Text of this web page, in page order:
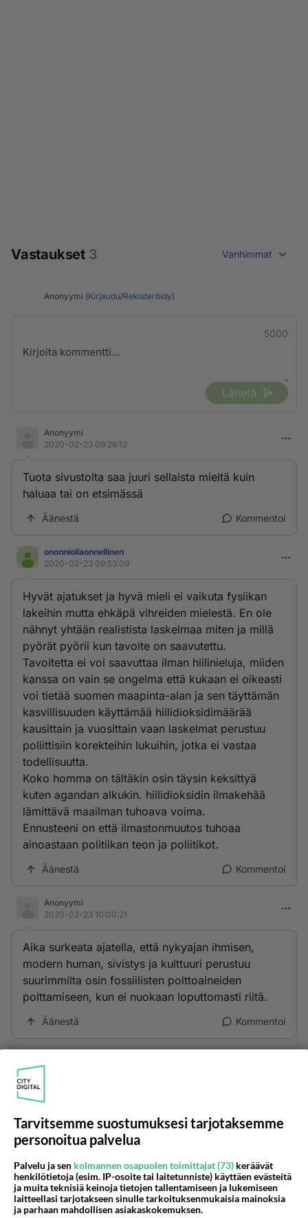
Vastaukset 3 Vanhimmat
Anonyymi (Kirjaudu/Rekisteröidy)
5000
Lähetä
Anonyymi
2020-02-23 09:26:12
Tuota sivustolta saa juuri sellaista mieltä kuin
haluaa tai on etsimässä
Äänestä Kommentoi
ononniollaonnellinen
2020-02-23 09:53:09
Hyvät ajatukset ja hyvä mieli ei vaikuta fysiikan
lakeihin mutta ehkäpä vihreiden mielestä. En ole
nähnyt yhtään realistista laskelmaa miten ja millä
pyörät pyörii kun tavoite on saavutettu.
Tavoitetta ei voi saavuttaa ilman hiilinieluja, miiden
kanssa on vain se ongelma että kukaan ei oikeasti
voi tietää suomen maapinta-alan ja sen täyttämän
kasvillisuuden käyttämää hiilidioksidimäärää
kausittain ja vuosittain vaan laskelmat perustuu
poliittisiin korekteihin lukuihin, jotka ei vastaa
todellisuutta.
Koko homma on tältäkin osin täysin keksittyä
kuten agandan alkukin. hiilidioksidin ilmakehää
lämittävä maailman tuhoava voima.
Ennusteeni on että ilmastonmuutos tuhoaa
ainoastaan politiikan teon ja poliitikot.
Äänestä Kommentoi
Anonyymi
2020-02-23 10:00:21
Aika surkeata ajatella, että nykyajan ihmisen,
modern human, sivistys ja kulttuuri perustuu
suurimmilta osin fossiilisten polttoaineiden
polttamiseen, kun ei nuokaan loputtomasti riitä.
Äänestä Kommentoi
Ketjusta on poistettu0sääntöjenvastaista viestiä.
LUETUIMMAT KESKUSTELUT
PÄIVÄ VIIKKO KUUKAUSI
Tarvitsemme suostumuksesi tarjotaksemme
personoitua palvelua
Palvelu ja sen kolmannen osapuolen toimittajat (73) keräävät
henkilötietoja (esim. IP-osoite tai laitetunniste) käyttäen evästeitä
ja muita teknisiä keinoja tietojen tallentamiseen ja lukemiseen
laitteellasi tarjotakseen sinulle tarkoituksenmukaisia mainoksia
ja parhaan mahdollisen asiakaskokemuksen.